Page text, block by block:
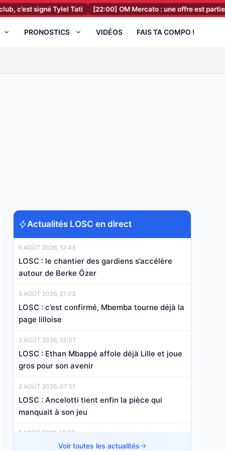
Tylel Tati [22:00] OM Mercato : une offre est partie pour un
PRONOSTICS VIDÉOS FAIS TA COMPO !
Actualités LOSC en direct
6 AOÛT 2026, 12:43
LOSC : le chantier des gardiens s’accélère
autour de Berke Özer
5 AOÛT 2026, 21:03
LOSC : c’est confirmé, Mbemba tourne déjà la
page lilloise
2 AOÛT 2026, 13:07
LOSC : Ethan Mbappé affole déjà Lille et joue
gros pour son avenir
2 AOÛT 2026, 07:51
LOSC : Ancelotti tient enfin la pièce qui
manquait à son jeu
1 AOÛT 2026, 15:08
LOSC : le couperet est tombé pour un jeune
Voir toutes les actualités